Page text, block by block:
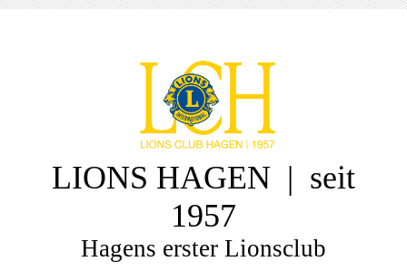
LIONS HAGEN | seit
1957
Hagens erster Lionsclub